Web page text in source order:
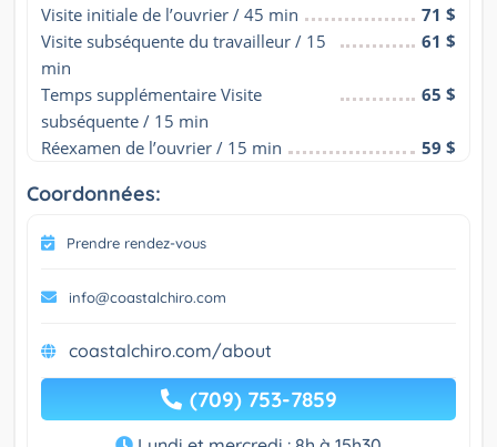
Visite initiale de l’ouvrier / 45 min
71 $
Visite subséquente du travailleur / 15
min
61 $
Temps supplémentaire Visite
subséquente / 15 min
65 $
Réexamen de l’ouvrier / 15 min 59 $
Coordonnées:
Prendre rendez-vous
info@coastalchiro.com
coastalchiro.com/about
(709) 753-7859